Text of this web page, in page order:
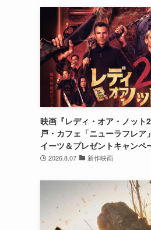
映画『レディ・オア・ノッ
戸・カフェ「ニューラフレ
イーツ＆プレゼントキャンペ
2026.8.07 新作映画